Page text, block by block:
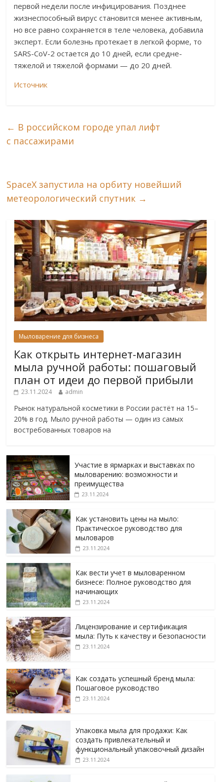
первой недели после инфицирования. Позднее
жизнеспособный вирус становится менее активным,
но все равно сохраняется в теле человека, добавила
эксперт. Если болезнь протекает в легкой форме, то
SARS-CoV-2 остается до 10 дней, если средне-
тяжелой и тяжелой формами — до 20 дней.
Источник
← В российском городе упал лифт
с пассажирами
SpaceX запустила на орбиту новейший
метеорологический спутник →
Мыловарение для бизнеса
Как открыть интернет-магазин
мыла ручной работы: пошаговый
план от идеи до первой прибыли
23.11.2024 admin
Рынок натуральной косметики в России растёт на 15–
20% в год. Мыло ручной работы — один из самых
востребованных товаров на
Участие в ярмарках и выставках по
мыловарению: возможности и
преимущества
23.11.2024
Как установить цены на мыло:
Практическое руководство для
мыловаров
23.11.2024
Как вести учет в мыловаренном
бизнесе: Полное руководство для
начинающих
23.11.2024
Лицензирование и сертификация
мыла: Путь к качеству и безопасности
23.11.2024
Как создать успешный бренд мыла:
Пошаговое руководство
23.11.2024
Упаковка мыла для продажи: Как
создать привлекательный и
функциональный упаковочный дизайн
23.11.2024